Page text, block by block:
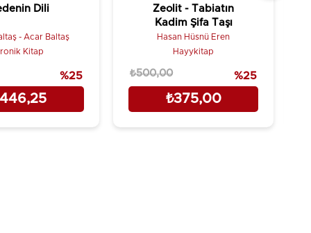
Dili
- Acar Baltaş
Kitap
%25
Zeolit - Tabiatın
Kadim Şifa Taşı
Hasan Hüsnü Eren
Hayykitap
₺375,00
₺500,00 %25